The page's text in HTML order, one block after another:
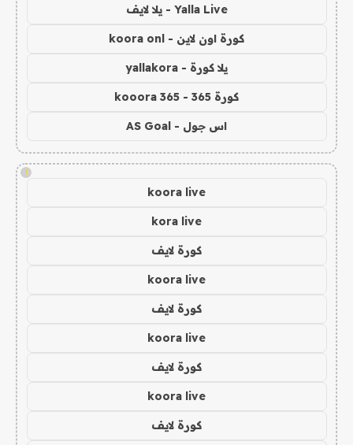
Yalla Live - يلا لايف
كورة اون لاين - koora onl
يلا كورة - yallakora
كورة 365 - kooora 365
اس جول - AS Goal
!
koora live
kora live
كورة لايف
koora live
كورة لايف
koora live
كورة لايف
koora live
كورة لايف